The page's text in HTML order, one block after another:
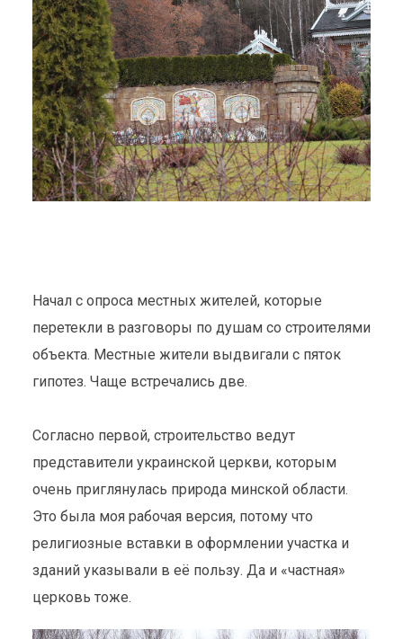
Начал с опроса местных жителей, которые
перетекли в разговоры по душам со строителями
объекта. Местные жители выдвигали с пяток
гипотез. Чаще встречались две.
Согласно первой, строительство ведут
представители украинской церкви, которым
очень приглянулась природа минской области.
Это была моя рабочая версия, потому что
религиозные вставки в оформлении участка и
зданий указывали в её пользу. Да и «частная»
церковь тоже.